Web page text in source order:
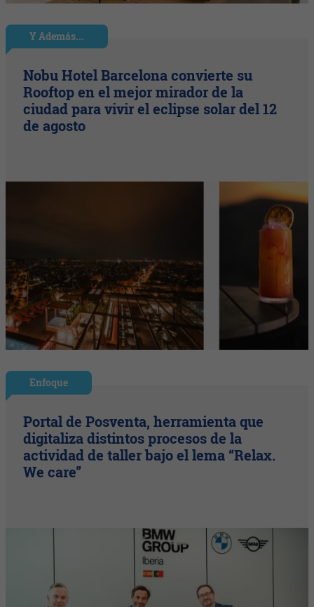
Y Además...
Nobu Hotel Barcelona convierte su
Rooftop en el mejor mirador de la
ciudad para vivir el eclipse solar del 12
de agosto
Enfoque
Portal de Posventa, herramienta que
digitaliza distintos procesos de la
actividad de taller bajo el lema “Relax.
We care”